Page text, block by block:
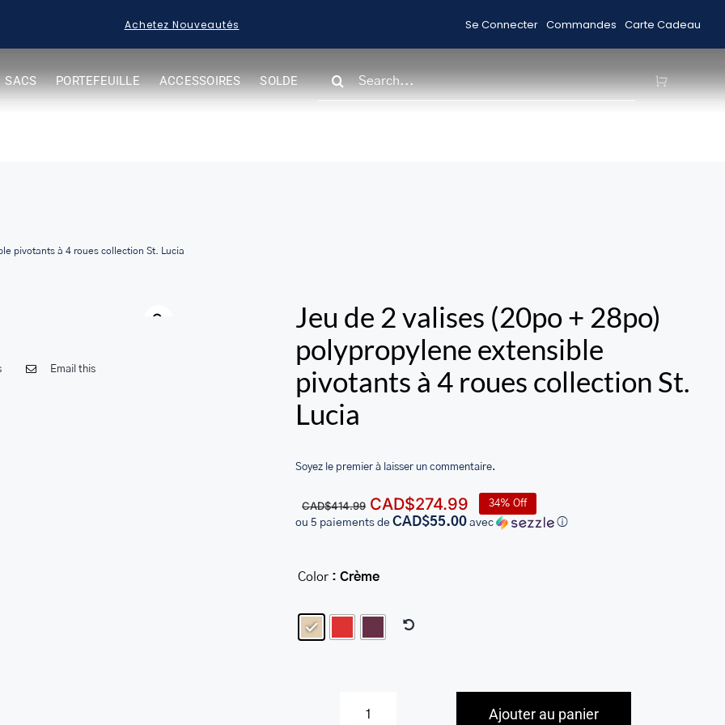
Achetez Nouveautés Acheter des Articles en Solde
Se Connecter Commandes Carte Cadeau
SACS PORTEFEUILLE ACCESSOIRES SOLDE
FOR:
pivotants à 4 roues collection St. Lucia
Email this
Jeu de 2 valises (20po + 28po)
polypropylene extensible
pivotants à 4 roues collection St.
Lucia
Soyez le premier à laisser un commentaire.
CAD$414.99 Le
prix
CAD$414.99.
CAD$274.99
prix
34% Off
ou 5 paiements deCAD$55.00 avec ⓘ
Color : Crème
Ajouter au panier